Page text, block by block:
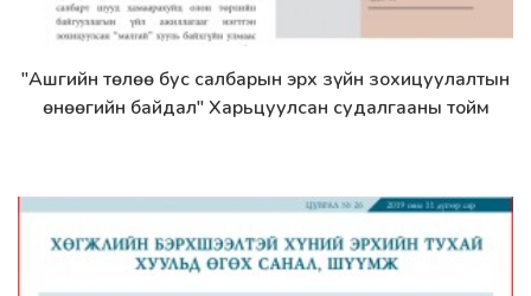
Дэлгэрэнгүй
"Ашгийн төлөө бус салбарын эрх зүйн зохицуулалтын
өнөөгийн байдал" Харьцуулсан судалгааны тойм